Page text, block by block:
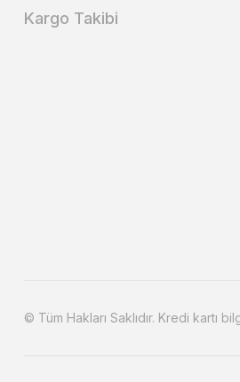
Kargo Takibi
© Tüm Hakları Saklıdır. Kredi kartı